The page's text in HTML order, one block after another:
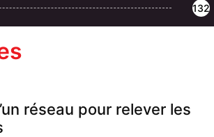
132
réseau pour relever les